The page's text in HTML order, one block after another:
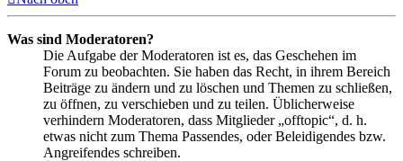
Was sind Moderatoren?
Die Aufgabe der Moderatoren ist es, das Geschehen im
Forum zu beobachten. Sie haben das Recht, in ihrem Bereich
Beiträge zu ändern und zu löschen und Themen zu schließen,
zu öffnen, zu verschieben und zu teilen. Üblicherweise
verhindern Moderatoren, dass Mitglieder „offtopic“, d. h.
etwas nicht zum Thema Passendes, oder Beleidigendes bzw.
Angreifendes schreiben.